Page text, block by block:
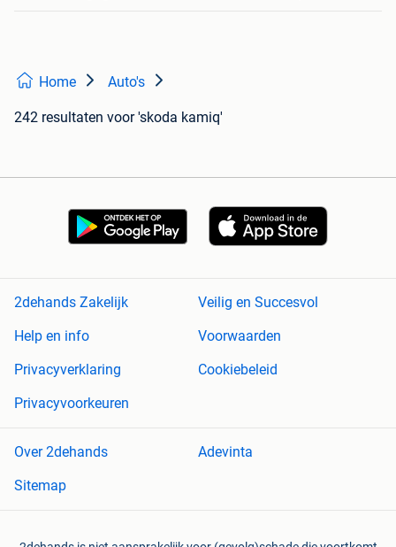
Home Auto's
242 resultaten voor 'skoda kamiq'
2dehands Zakelijk
Veilig en Succesvol
Help en info
Voorwaarden
Privacyverklaring
Cookiebeleid
Privacyvoorkeuren
Over 2dehands
Adevinta
Sitemap